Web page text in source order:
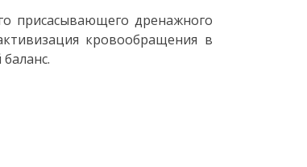
присасывающего дренажного
кровообращения в